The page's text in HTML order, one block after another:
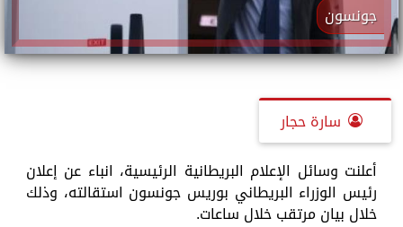
جونسون
سارة حجار
أعلنت وسائل الإعلام البريطانية الرئيسية، انباء عن إعلان
رئيس الوزراء البريطاني بوريس جونسون استقالته، وذلك
خلال بيان مرتقب خلال ساعات.